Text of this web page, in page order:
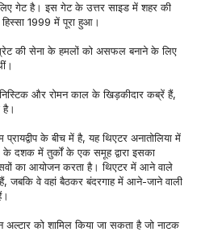
गेट है। इस गेट के उत्तर साइड में शहर की
हिस्सा 1999 में पूरा हुआ।
की सेना के हमलों को असफल बनाने के लिए
और रोमन काल के खिड़कीदार कब्रें हैं,
है।
प्रायद्वीप के बीच में है, यह थिएटर अनातोलिया में
दशक में तुर्कों के एक समूह द्वारा इसका
का आयोजन करता है। थिएटर में आने वाले
जबकि वे वहां बैठकर बंदरगाह में आने-जाने वाली
को शामिल किया जा सकता है जो नाटक